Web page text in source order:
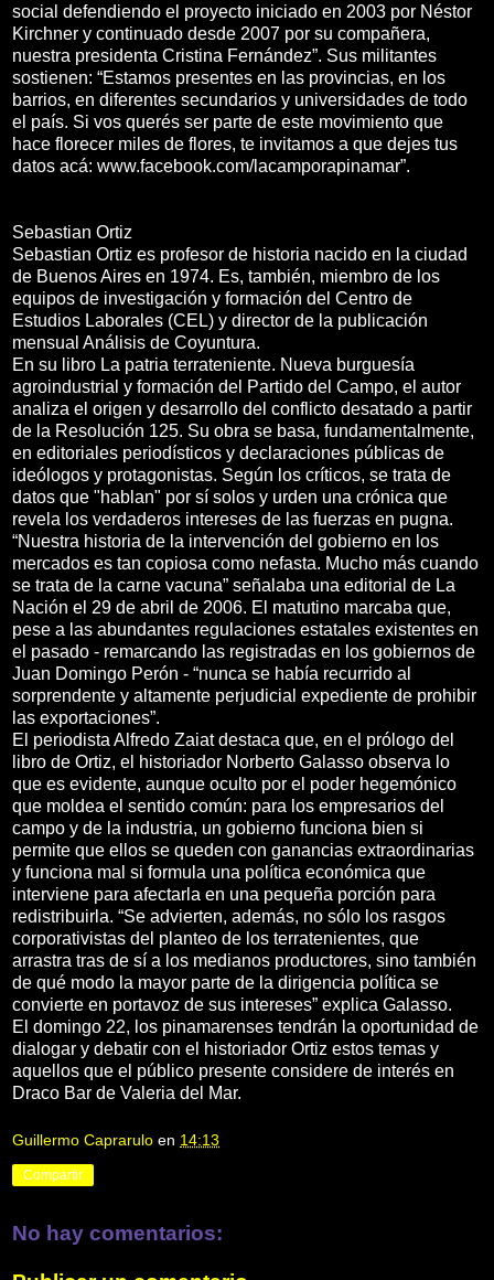
social defendiendo el proyecto iniciado en 2003 por Néstor
Kirchner y continuado desde 2007 por su compañera,
nuestra presidenta Cristina Fernández”. Sus militantes
sostienen: “Estamos presentes en las provincias, en los
barrios, en diferentes secundarios y universidades de todo
el país. Si vos querés ser parte de este movimiento que
hace florecer miles de flores, te invitamos a que dejes tus
datos acá: www.facebook.com/lacamporapinamar”.
Sebastian Ortiz
Sebastian Ortiz es profesor de historia nacido en la ciudad
de Buenos Aires en 1974. Es, también, miembro de los
equipos de investigación y formación del Centro de
Estudios Laborales (CEL) y director de la publicación
mensual Análisis de Coyuntura.
En su libro La patria terrateniente. Nueva burguesía
agroindustrial y formación del Partido del Campo, el autor
analiza el origen y desarrollo del conflicto desatado a partir
de la Resolución 125. Su obra se basa, fundamentalmente,
en editoriales periodísticos y declaraciones públicas de
ideólogos y protagonistas. Según los críticos, se trata de
datos que "hablan" por sí solos y urden una crónica que
revela los verdaderos intereses de las fuerzas en pugna.
“Nuestra historia de la intervención del gobierno en los
mercados es tan copiosa como nefasta. Mucho más cuando
se trata de la carne vacuna” señalaba una editorial de La
Nación el 29 de abril de 2006. El matutino marcaba que,
pese a las abundantes regulaciones estatales existentes en
el pasado - remarcando las registradas en los gobiernos de
Juan Domingo Perón - “nunca se había recurrido al
sorprendente y altamente perjudicial expediente de prohibir
las exportaciones”.
El periodista Alfredo Zaiat destaca que, en el prólogo del
libro de Ortiz, el historiador Norberto Galasso observa lo
que es evidente, aunque oculto por el poder hegemónico
que moldea el sentido común: para los empresarios del
campo y de la industria, un gobierno funciona bien si
permite que ellos se queden con ganancias extraordinarias
y funciona mal si formula una política económica que
interviene para afectarla en una pequeña porción para
redistribuirla. “Se advierten, además, no sólo los rasgos
corporativistas del planteo de los terratenientes, que
arrastra tras de sí a los medianos productores, sino también
de qué modo la mayor parte de la dirigencia política se
convierte en portavoz de sus intereses” explica Galasso.
El domingo 22, los pinamarenses tendrán la oportunidad de
dialogar y debatir con el historiador Ortiz estos temas y
aquellos que el público presente considere de interés en
Draco Bar de Valeria del Mar.
Guillermo Caprarulo en 14:13
Compartir
No hay comentarios: